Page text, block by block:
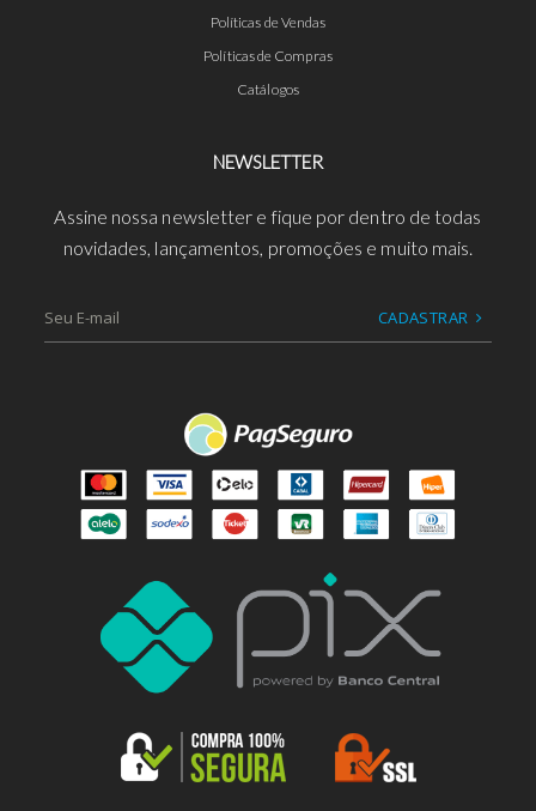
Políticas de Vendas
Políticas de Compras
Catálogos
NEWSLETTER
Assine nossa newsletter e fique por dentro de todas
novidades, lançamentos, promoções e muito mais.
CADASTRAR